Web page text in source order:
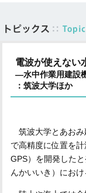
電波が使えない
―水中作業用建設
：筑波大学ほか
筑波大学とあおみ
で高精度に位置を
GPS）を開発した
んかいいき）にお